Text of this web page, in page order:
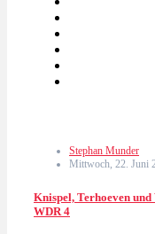
Stephan Munder
Mittwoch, 22. Juni
Knispel, Terhoeven
WDR 4